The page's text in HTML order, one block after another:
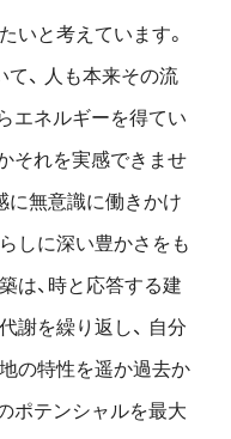
いと考えています。
、
人も本来その流
エネルギーを得てい
それを実感できませ
に無意識に働きかけ
しに深い豊かさをも
は、時と応答する建
謝を繰り返し、 自分
の特性を遥か過去か
ポテンシャルを最大